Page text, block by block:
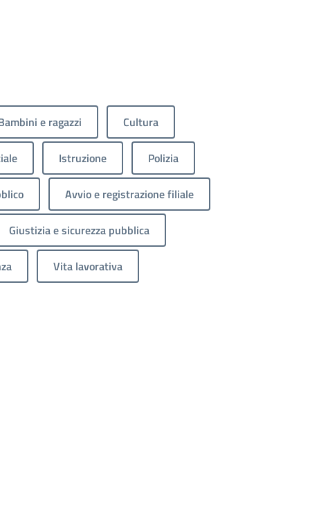
e ragazzi Cultura
Istruzione Polizia
Avvio e registrazione filiale
Giustizia e sicurezza pubblica
Vita lavorativa